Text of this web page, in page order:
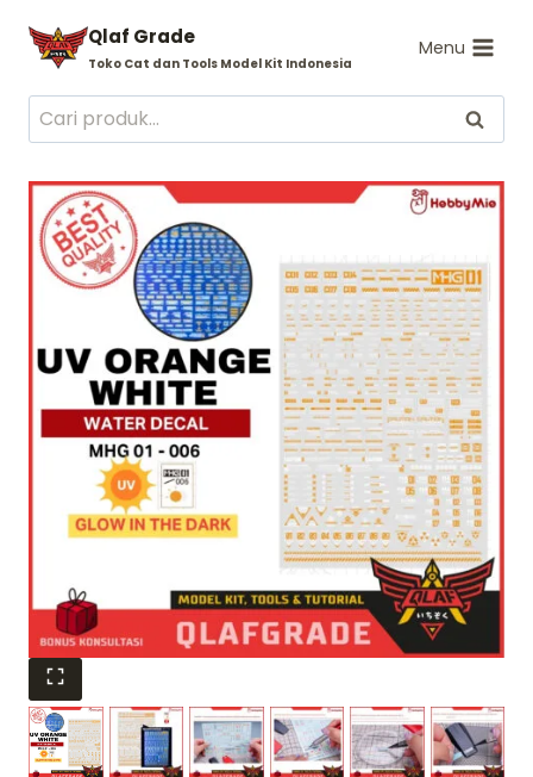
content
Qlaf Grade
Toko Cat dan Tools Model Kit Indonesia
Menu
Pencarian
untuk:
Cari